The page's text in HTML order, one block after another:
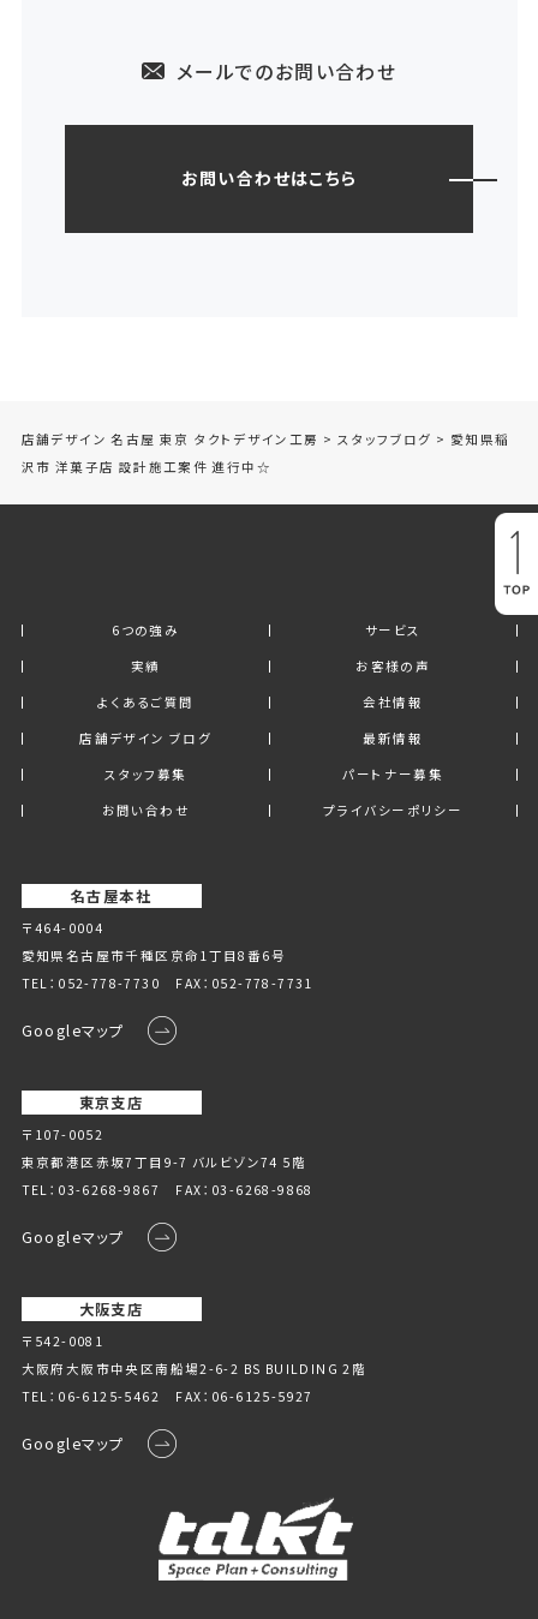
メールでのお問い合わせ
お問い合わせはこちら
店舗デザイン 名古屋 東京 タクトデザイン工房 > スタッフブログ > 愛知県稲
沢市 洋菓子店 設計施工案件 進行中☆
6つの強み
サービス
実績
お客様の声
よくあるご質問
会社情報
店舗デザイン ブログ
最新情報
スタッフ募集
パートナー募集
お問い合わせ
プライバシーポリシー
名古屋本社
〒464-0004
愛知県名古屋市千種区京命1丁⽬8番6号
TEL： 052-778-7730 FAX：052-778-7731
Googleマップ
東京支店
〒107-0052
東京都港区赤坂7丁目9-7 バルビゾン74 5階
TEL： 03-6268-9867 FAX：03-6268-9868
Googleマップ
大阪支店
〒542-0081
大阪府大阪市中央区南船場2-6-2 BS BUILDING 2階
TEL： 06-6125-5462 FAX：06-6125-5927
Googleマップ